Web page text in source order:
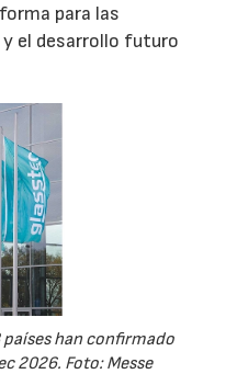
para las
el desarrollo futuro
han confirmado
2026. Foto: Messe